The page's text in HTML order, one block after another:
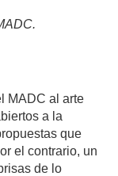
MADC al arte
a la
que
el contrario, un
de lo